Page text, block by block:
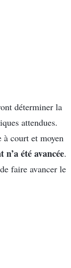
déterminer la
attendues.
court et moyen
été avancée.
faire avancer le